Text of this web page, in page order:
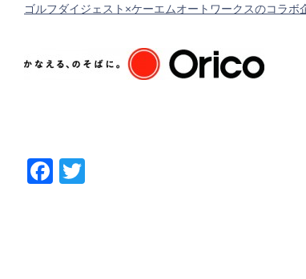
ゴルフダイジェスト×ケーエムオートワークスのコラボ
Facebook